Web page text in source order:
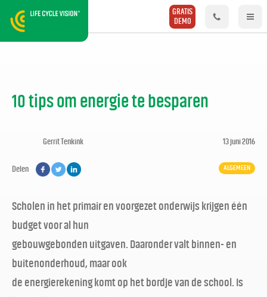
GRATIS
DEMO
10 tips om energie te besparen
Gerrit Tenkink 13 juni 2016
ALGEMEEN
Delen
Scholen in het primair en voorgezet onderwijs krijgen één
budget voor al hun
gebouwgebonden uitgaven. Daaronder valt binnen- en
buitenonderhoud, maar ook
de energierekening komt op het bordje van de school. Is